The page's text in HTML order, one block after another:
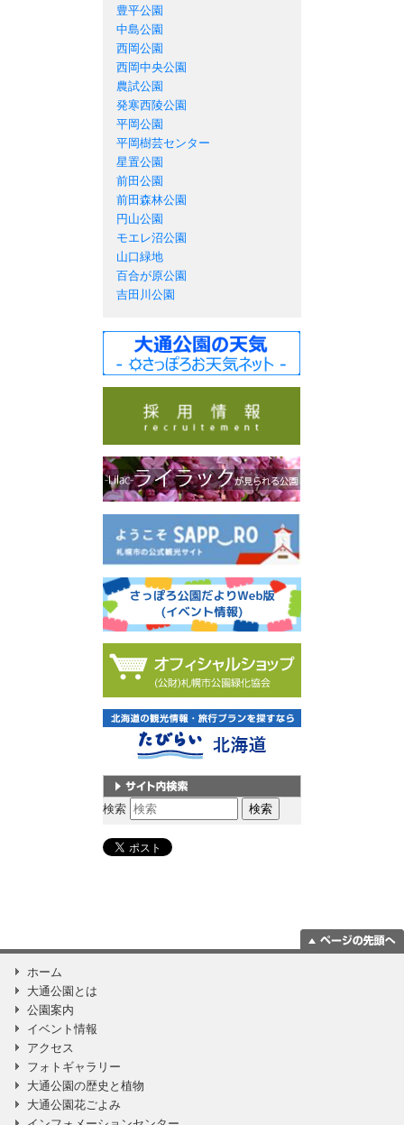
豊平公園
中島公園
西岡公園
西岡中央公園
農試公園
発寒西陵公園
平岡公園
平岡樹芸センター
星置公園
前田公園
前田森林公園
円山公園
モエレ沼公園
山口緑地
百合が原公園
吉田川公園
サイト内検索
検索
ホーム
大通公園とは
公園案内
イベント情報
アクセス
フォトギャラリー
大通公園の歴史と植物
大通公園花ごよみ